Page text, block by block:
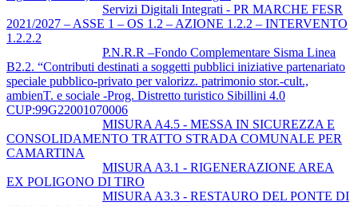
Servizi Digitali Integrati - PR MARCHE FESR
2021/2027 – ASSE 1 – OS 1.2 – AZIONE 1.2.2 – INTERVENTO
1.2.2.2
P.N.R.R –Fondo Complementare Sisma Linea
B2.2. “Contributi destinati a soggetti pubblici iniziative partenariato
speciale pubblico-privato per valorizz. patrimonio stor.-cult.,
ambienT. e sociale -Prog. Distretto turistico Sibillini 4.0
CUP:99G22001070006
MISURA A4.5 - MESSA IN SICUREZZA E
CONSOLIDAMENTO TRATTO STRADA COMUNALE PER
CAMARTINA
MISURA A3.1 - RIGENERAZIONE AREA
EX POLIGONO DI TIRO
MISURA A3.3 - RESTAURO DEL PONTE DI